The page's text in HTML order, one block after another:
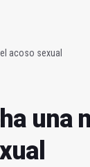
acoso sexual
una